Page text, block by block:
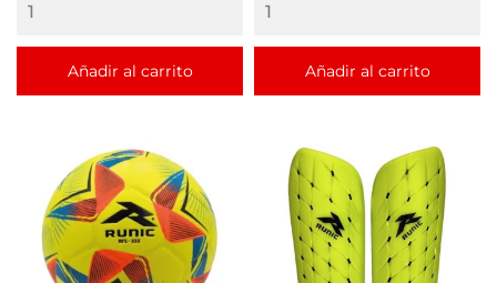
Añadir al carrito Añadir al carrito